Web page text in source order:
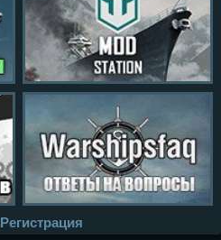
Регистрация